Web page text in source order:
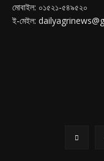
মোবাইল: ০১৫২১-৫৪৯৫২০
ই-মেইল: